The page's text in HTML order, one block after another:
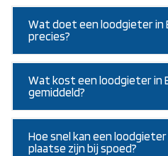
Wat doet een loodgieter in
precies?
Wat kost een loodgieter in
gemiddeld?
Hoe snel kan een
plaatse zijn bij spoed?